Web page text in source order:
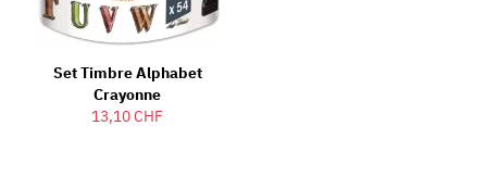
Set Timbre Alphabet
Crayonne
13,10 CHF